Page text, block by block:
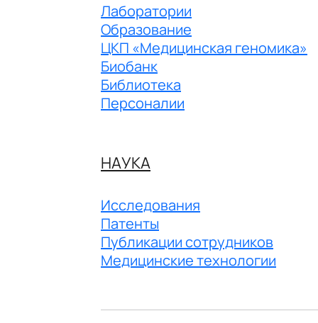
Лаборатории
Образование
ЦКП «Медицинская геномика»
Биобанк
Библиотека
Персоналии
НАУКА
Исследования
Патенты
Публикации сотрудников
Медицинские технологии